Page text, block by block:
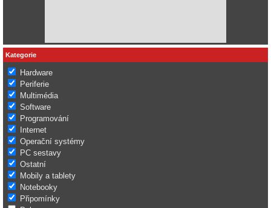
Kategorie
Hardware
Periferie
Multimédia
Software
Programování
Internet
Operační systémy
PC sestavy
Ostatní
Mobily a tablety
Notebooky
Připomínky